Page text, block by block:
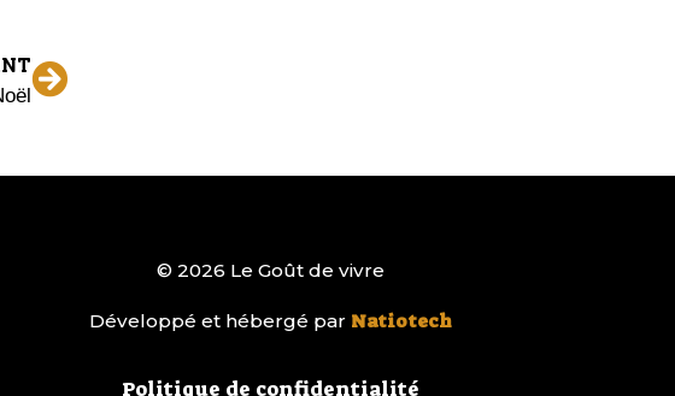
© 2026 Le Goût de vivre
Développé et hébergé par Natiotech
Politique de confidentialité